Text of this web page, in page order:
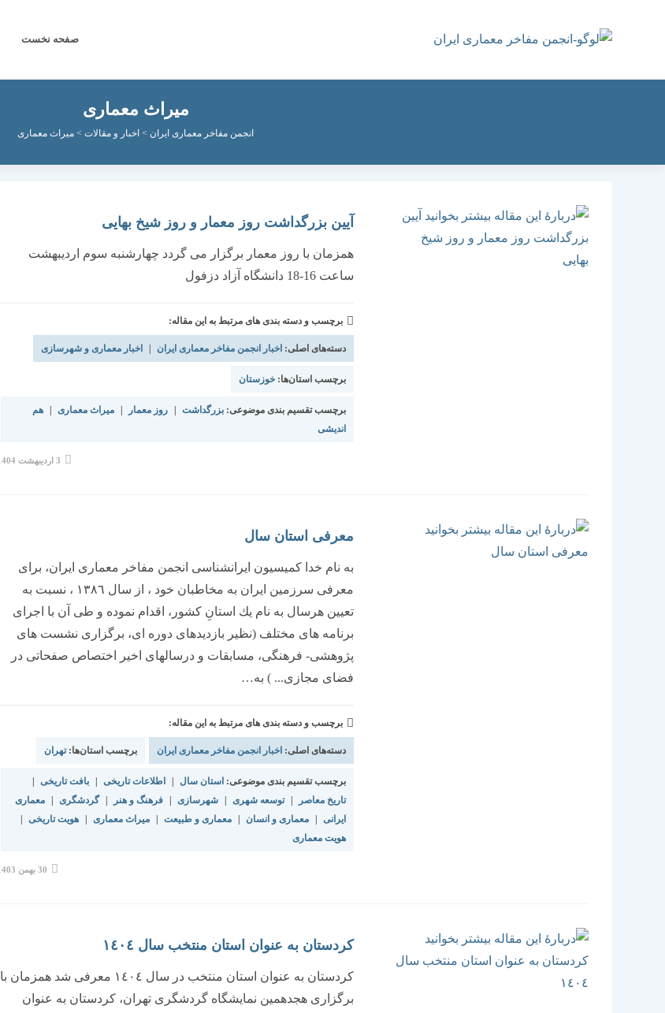
صفحه نخست
میراث معماری
انجمن مفاخر معماری ایران > اخبار و مقالات > میراث معماری
آیین بزرگداشت روز معمار و روز شیخ بهایی
همزمان با روز معمار برگزار می گردد چهارشنبه سوم اردیبهشت
ساعت 16-18 دانشگاه آزاد دزفول
برچسب و دسته بندی های مرتبط به این مقاله:
دسته‌های اصلی: اخبار انجمن مفاخر معماری ایران اخبار معماری و شهرسازی
برچسب استان‌ها: خوزستان
برچسب تقسیم بندی موضوعی: بزرگداشت روز معمار میراث معماری
هم
اندیشی
نوشته
منتشر
3 اردیبهشت 1404
معرفی استان سال
به نام خدا كمیسیون ایرانشناسی انجمن مفاخر معماری ایران، برای
معرفی سرزمین ایران به مخاطبان خود ، از سال ١٣٨٦ ، نسبت به
تعیین هرسال به نام یك استانِ كشور، اقدام نموده و طی آن با اجرای
برنامه های مختلف (نظیر بازدیدهای دوره ای، برگزاری نشست های
پژوهشی- فرهنگی، مسابقات و درسالهای اخیر اختصاص صفحاتی در
فضای مجازی... ) به…
برچسب و دسته بندی های مرتبط به این مقاله:
دسته‌های اصلی: اخبار انجمن مفاخر معماری ایران برچسب استان‌ها:تهران
برچسب تقسیم بندی موضوعی: استان سال اطلاعات تاریخی بافت تاریخی
تاریخ معاصر
توسعه شهری شهرسازی فرهنگ و هنر گردشگری
معماری
ایرانی
معماری و انسان معماری و طبیعت میراث معماری هویت تاریخی
هویت معماری
نوشته
منتشر
30 بهمن 1403
کردستان به عنوان استان منتخب سال ١٤٠٤
کردستان به عنوان استان منتخب در سال ١٤٠٤ معرفی شد همزمان با
برگزاری هجدهمین نمایشگاه گردشگری تهران، کردستان به عنوان